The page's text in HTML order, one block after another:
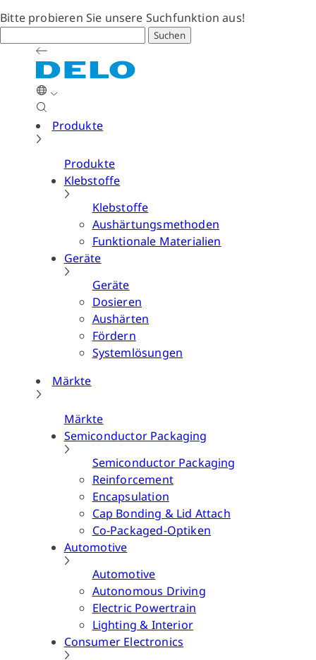
Bitte probieren Sie unsere Suchfunktion aus!
Suchen
Produkte
Produkte
Klebstoffe
Klebstoffe
Aushärtungsmethoden
Funktionale Materialien
Geräte
Geräte
Dosieren
Aushärten
Fördern
Systemlösungen
Märkte
Märkte
Semiconductor Packaging
Semiconductor Packaging
Reinforcement
Encapsulation
Cap Bonding & Lid Attach
Co-Packaged-Optiken
Automotive
Automotive
Autonomous Driving
Electric Powertrain
Lighting & Interior
Consumer Electronics